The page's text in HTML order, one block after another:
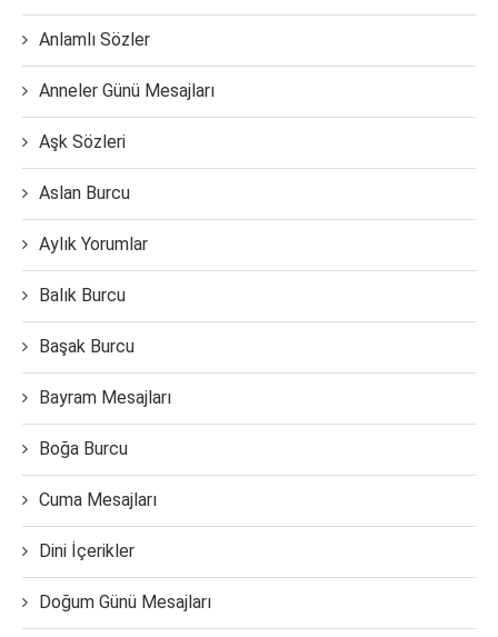
Anlamlı Sözler
Anneler Günü Mesajları
Aşk Sözleri
Aslan Burcu
Aylık Yorumlar
Balık Burcu
Başak Burcu
Bayram Mesajları
Boğa Burcu
Cuma Mesajları
Dini İçerikler
Doğum Günü Mesajları